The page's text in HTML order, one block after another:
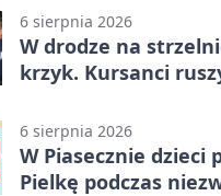
6 sierpnia 2026
W drodze na
krzyk. Kursanci
6 sierpnia 2026
W Piasecznie dzieci
Pielkę podczas